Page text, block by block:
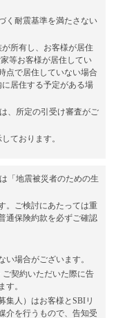
く耐震基準を満たさない
所有し、お客様が居住
等お客様が居住してい
点で居住していない場合
居住する予定がある場
、所定の引受け審査がご
ております。
「地震被災者のための生
。ご検討にあたっては重
通保険約款を必ずご確認
場合がございます。
契約いただいた際に告
す。
集人）はお客様とSBIリ
介を行うもので、告知受